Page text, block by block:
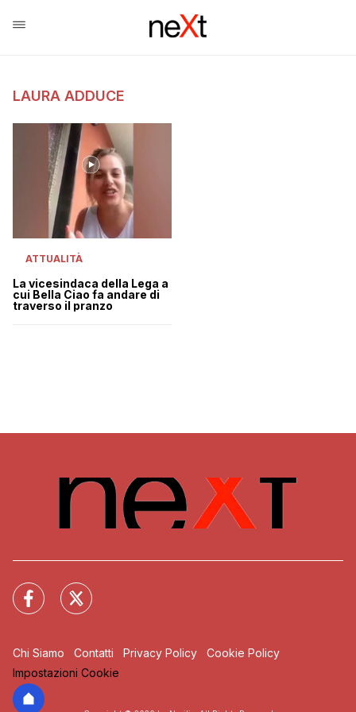
LAURA ADDUCE
ATTUALITÀ
La vicesindaca della Lega a
cui Bella Ciao fa andare di
traverso il pranzo
Chi Siamo Contatti Privacy Policy
Cookie Policy
Impostazioni Cookie